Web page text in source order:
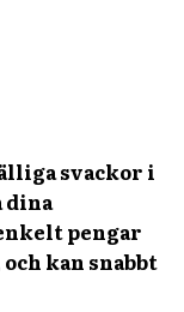
svackor i
dina
pengar
kan snabbt